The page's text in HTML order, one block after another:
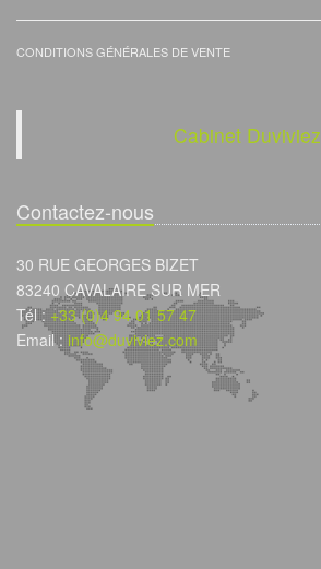
CONDITIONS GÉNÉRALES DE VENTE
Cabinet Duviviez
Contactez-nous
30 RUE GEORGES BIZET
83240 CAVALAIRE SUR MER
Tél :+33 (0)4 94 01 57 47
Email : info@duviviez.com